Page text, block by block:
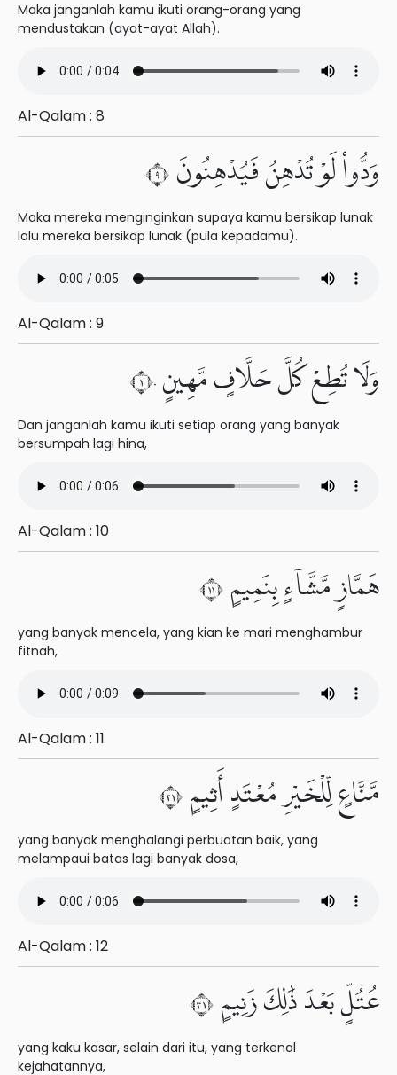
Maka janganlah kamu ikuti orang-orang yang
mendustakan (ayat-ayat Allah).
Al-Qalam : 8
وَدُّوا۟ لَوْ تُدْهِنُ فَيُدْهِنُونَ ٩
Maka mereka menginginkan supaya kamu bersikap lunak
lalu mereka bersikap lunak (pula kepadamu).
Al-Qalam : 9
وَلَا تُطِعْ كُلَّ حَلَّافٍ مَّهِينٍ ١٠
Dan janganlah kamu ikuti setiap orang yang banyak
bersumpah lagi hina,
Al-Qalam : 10
هَمَّازٍ مَّشَّآءٍۭ بِنَمِيمٍ ١١
yang banyak mencela, yang kian ke mari menghambur
fitnah,
Al-Qalam : 11
مَّنَّاعٍ لِّلْخَيْرِ مُعْتَدٍ أَثِيمٍ ١٢
yang banyak menghalangi perbuatan baik, yang
melampaui batas lagi banyak dosa,
Al-Qalam : 12
عُتُلٍّۭ بَعْدَ ذَٰلِكَ زَنِيمٍ ١٣
yang kaku kasar, selain dari itu, yang terkenal
kejahatannya,